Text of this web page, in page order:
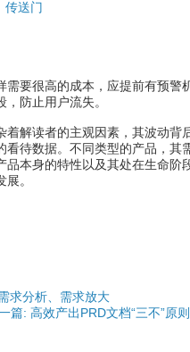
传送门
需要很高的成本，应提前有预警
防止用户流失。
着解读者的主观因素，其波动背
看待数据。不同类型的产品，其
品本身的特性以及其处在生命阶
。
求分析、需求放大
篇: 高效产出PRD文档“三不”原则